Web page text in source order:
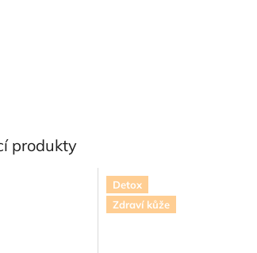
produkty
Detox
Zdraví kůže